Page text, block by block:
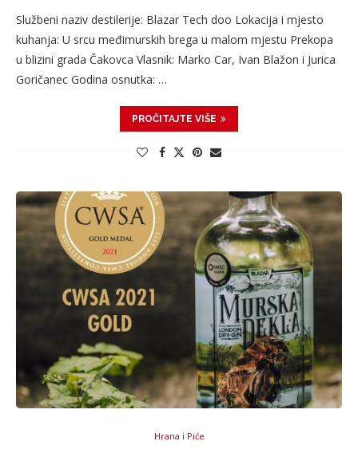
Službeni naziv destilerije: Blazar Tech doo Lokacija i mjesto
kuhanja: U srcu međimurskih brega u malom mjestu Prekopa
u blizini grada Čakovca Vlasnik: Marko Car, Ivan Blažon i Jurica
Goričanec Godina osnutka: …
PROČITAJTE VIŠE
Hrana i Piće